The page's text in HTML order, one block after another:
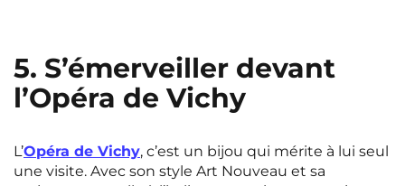
5. S’émerveiller devant
l’Opéra de Vichy
L’Opéra de Vichy, c’est un bijou qui mérite à lui seul
une visite. Avec son style Art Nouveau et sa